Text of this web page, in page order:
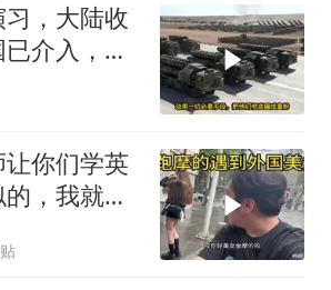
，大陆收
介入，日
你们学英
，我就是